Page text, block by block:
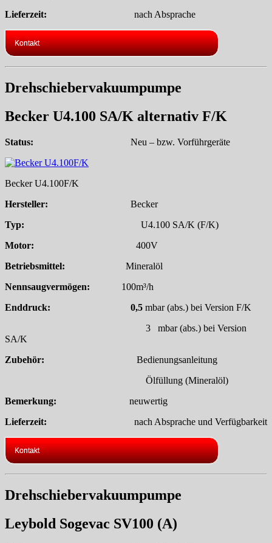
Lieferzeit: nach Absprache
Kontakt
Drehschiebervakuumpumpe
Becker U4.100 SA/K alternativ F/K
Status: Neu – bzw. Vorführgeräte
Becker U4.100F/K
Hersteller: Becker
Typ: U4.100 SA/K (F/K)
Motor: 400V
Betriebsmittel: Mineralöl
Nennsaugvermögen:
100m³/h
Enddruck: 0,5 mbar (abs.) bei Version F/K
3 mbar (abs.) bei Version
SA/K
Zubehör:
Bedienungsanleitung
Ölfüllung (Mineralöl)
Bemerkung: neuwertig
Lieferzeit: nach Absprache und Verfügbarkeit
Kontakt
Drehschiebervakuumpumpe
Leybold Sogevac SV100 (A)